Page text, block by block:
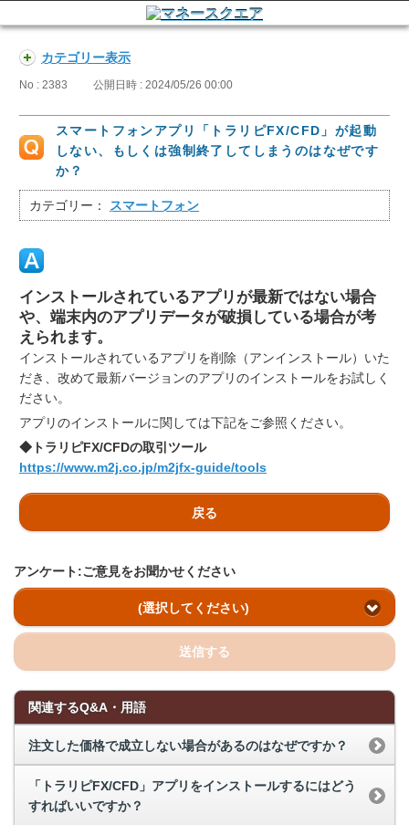
カテゴリー表示
No : 2383 公開日時 : 2024/05/26 00:00
スマートフォンアプリ「トラリピFX/CFD」が起動
しない、もしくは強制終了してしまうのはなぜです
か？
カテゴリー： スマートフォン
インストールされているアプリが最新ではない場合
や、端末内のアプリデータが破損している場合が考
えられます。
インストールされているアプリを削除（アンインストール）いた
だき、改めて最新バージョンのアプリのインストールをお試しく
ださい。
アプリのインストールに関しては下記をご参照ください。
◆トラリピFX/CFDの取引ツール
https://www.m2j.co.jp/m2jfx-guide/tools
戻る
アンケート:ご意見をお聞かせください
(選択してください)
送信する
関連するQ&A・用語
注文した価格で成立しない場合があるのはなぜですか？
「トラリピFX/CFD」アプリをインストールするにはどう
すればいいですか？